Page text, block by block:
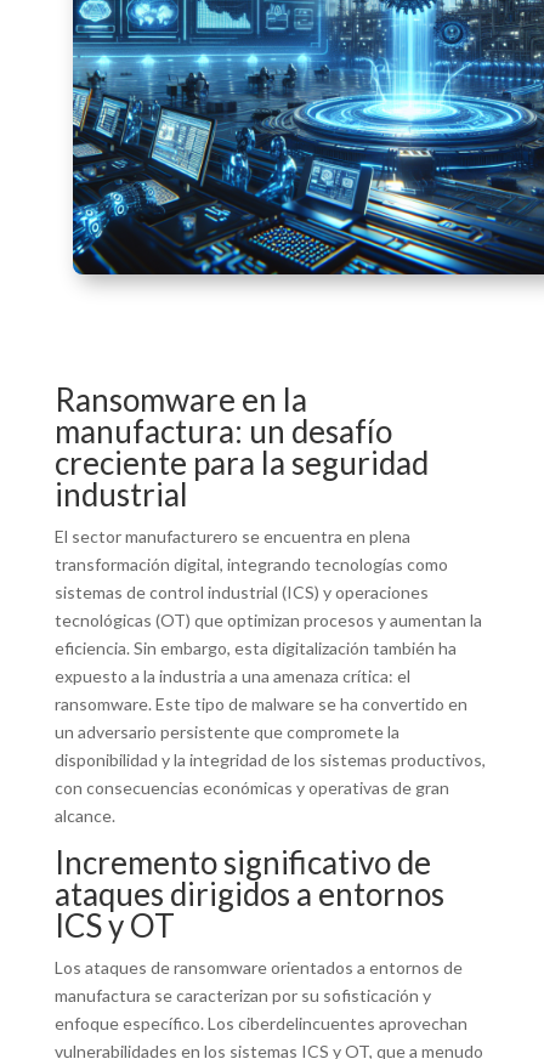
Ransomware en la
manufactura: un desafío
creciente para la seguridad
industrial
El sector manufacturero se encuentra en plena
transformación digital, integrando tecnologías como
sistemas de control industrial (ICS) y operaciones
tecnológicas (OT) que optimizan procesos y aumentan la
eficiencia. Sin embargo, esta digitalización también ha
expuesto a la industria a una amenaza crítica: el
ransomware. Este tipo de malware se ha convertido en
un adversario persistente que compromete la
disponibilidad y la integridad de los sistemas productivos,
con consecuencias económicas y operativas de gran
alcance.
Incremento significativo de
ataques dirigidos a entornos
ICS y OT
Los ataques de ransomware orientados a entornos de
manufactura se caracterizan por su sofisticación y
enfoque específico. Los ciberdelincuentes aprovechan
vulnerabilidades en los sistemas ICS y OT, que a menudo